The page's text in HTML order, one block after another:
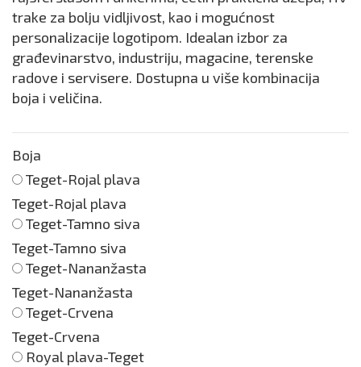
trake za bolju vidljivost, kao i mogućnost
personalizacije logotipom. Idealan izbor za
građevinarstvo, industriju, magacine, terenske
radove i servisere. Dostupna u više kombinacija
boja i veličina.
Boja
Teget-Rojal plava
Teget-Rojal plava
Teget-Tamno siva
Teget-Tamno siva
Teget-Nananžasta
Teget-Nananžasta
Teget-Crvena
Teget-Crvena
Royal plava-Teget